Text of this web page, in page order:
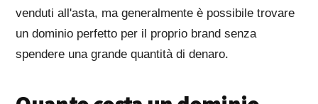
venduti all'asta, ma generalmente è possibile trovare
un dominio perfetto per il proprio brand senza
spendere una grande quantità di denaro.